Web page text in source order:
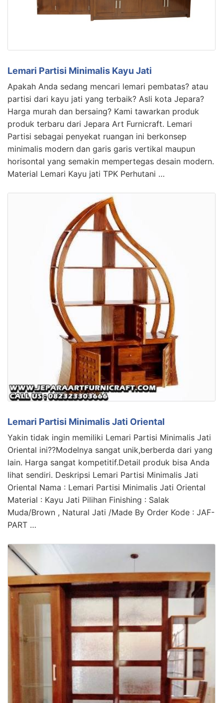
Lemari Partisi Minimalis Kayu Jati
Apakah Anda sedang mencari lemari pembatas? atau
partisi dari kayu jati yang terbaik? Asli kota Jepara?
Harga murah dan bersaing? Kami tawarkan produk
produk terbaru dari Jepara Art Furnicraft. Lemari
Partisi sebagai penyekat ruangan ini berkonsep
minimalis modern dan garis garis vertikal maupun
horisontal yang semakin mempertegas desain modern.
Material Lemari Kayu jati TPK Perhutani …
Lemari Partisi Minimalis Jati Oriental
Yakin tidak ingin memiliki Lemari Partisi Minimalis Jati
Oriental ini??Modelnya sangat unik,berberda dari yang
lain. Harga sangat kompetitif.Detail produk bisa Anda
lihat sendiri. Deskripsi Lemari Partisi Minimalis Jati
Oriental Nama : Lemari Partisi Minimalis Jati Oriental
Material : Kayu Jati Pilihan Finishing : Salak
Muda/Brown , Natural Jati /Made By Order Kode : JAF-
PART …